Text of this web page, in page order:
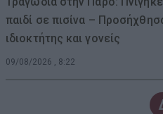
παιδί σε πισίνα –
ιδιοκτήτης και γονείς
09/08/2026 , 8:22